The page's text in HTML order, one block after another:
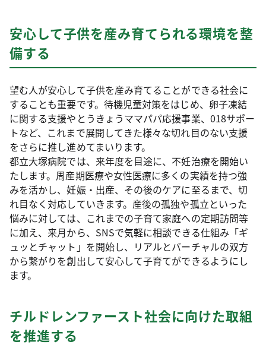
安心して子供を産み育てられる環境を整
備する
望む人が安心して子供を産み育てることができる社会に
することも重要です。待機児童対策をはじめ、卵子凍結
に関する支援やとうきょうママパパ応援事業、018サポー
トなど、これまで展開してきた様々な切れ目のない支援
をさらに推し進めてまいります。
都立大塚病院では、来年度を目途に、不妊治療を開始い
たします。周産期医療や女性医療に多くの実績を持つ強
みを活かし、妊娠・出産、その後のケアに至るまで、切
れ目なく対応していきます。産後の孤独や孤立といった
悩みに対しては、これまでの子育て家庭への定期訪問等
に加え、来月から、SNSで気軽に相談できる仕組み「ギ
ュッとチャット」を開始し、リアルとバーチャルの双方
から繋がりを創出して安心して子育てができるようにし
ます。
チルドレンファースト社会に向けた取組
を推進する